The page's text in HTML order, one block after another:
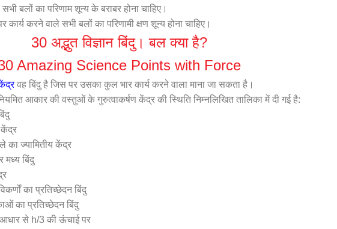
बलों का परिणाम शून्य के बराबर होना चाहिए।
करने वाले सभी बलों का परिणामी क्षण शून्य होना चाहिए।
30 अद्भुत विज्ञान बिंदु। बल क्या है?
Amazing Science Points with Force
वह बिंदु है जिस पर उसका कुल भार कार्य करने वाला माना जा सकता है।
आकार की वस्तुओं के गुरुत्वाकर्षण केंद्र की स्थिति निम्नलिखित तालिका में दी गई है:
केंद्र
का ज्यामितीय केंद्र
मध्य बिंदु
का प्रतिच्छेदन बिंदु
का प्रतिच्छेदन बिंदु
से h/3 की ऊंचाई पर